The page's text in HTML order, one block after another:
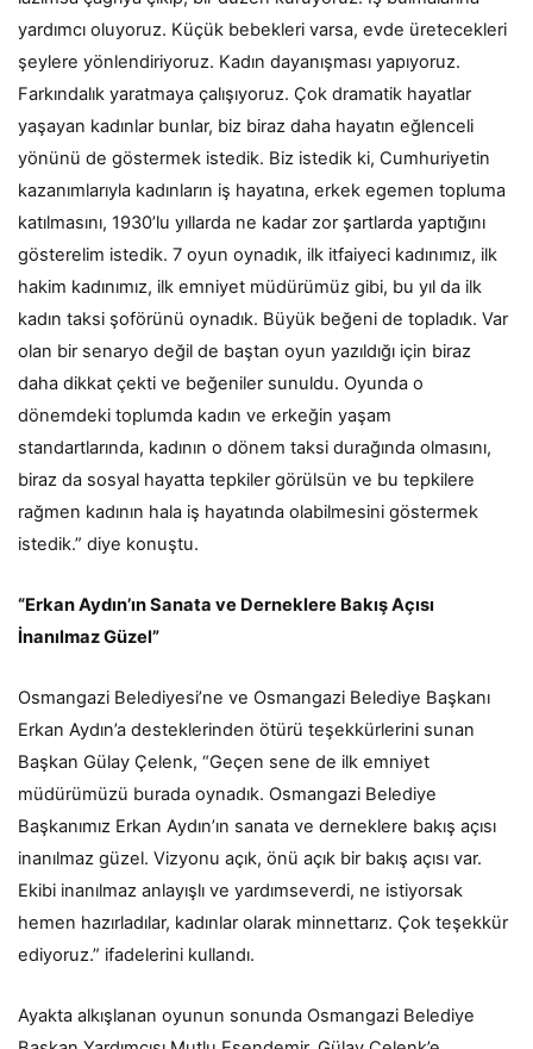
yardımcı oluyoruz. Küçük bebekleri varsa, evde üretecekleri
şeylere yönlendiriyoruz. Kadın dayanışması yapıyoruz.
Farkındalık yaratmaya çalışıyoruz. Çok dramatik hayatlar
yaşayan kadınlar bunlar, biz biraz daha hayatın eğlenceli
yönünü de göstermek istedik. Biz istedik ki, Cumhuriyetin
kazanımlarıyla kadınların iş hayatına, erkek egemen topluma
katılmasını, 1930’lu yıllarda ne kadar zor şartlarda yaptığını
gösterelim istedik. 7 oyun oynadık, ilk itfaiyeci kadınımız, ilk
hakim kadınımız, ilk emniyet müdürümüz gibi, bu yıl da ilk
kadın taksi şoförünü oynadık. Büyük beğeni de topladık. Var
olan bir senaryo değil de baştan oyun yazıldığı için biraz
daha dikkat çekti ve beğeniler sunuldu. Oyunda o
dönemdeki toplumda kadın ve erkeğin yaşam
standartlarında, kadının o dönem taksi durağında olmasını,
biraz da sosyal hayatta tepkiler görülsün ve bu tepkilere
rağmen kadının hala iş hayatında olabilmesini göstermek
istedik.” diye konuştu.
“Erkan Aydın’ın Sanata ve Derneklere Bakış Açısı
İnanılmaz Güzel”
Osmangazi Belediyesi’ne ve Osmangazi Belediye Başkanı
Erkan Aydın’a desteklerinden ötürü teşekkürlerini sunan
Başkan Gülay Çelenk, “Geçen sene de ilk emniyet
müdürümüzü burada oynadık. Osmangazi Belediye
Başkanımız Erkan Aydın’ın sanata ve derneklere bakış açısı
inanılmaz güzel. Vizyonu açık, önü açık bir bakış açısı var.
Ekibi inanılmaz anlayışlı ve yardımseverdi, ne istiyorsak
hemen hazırladılar, kadınlar olarak minnettarız. Çok teşekkür
ediyoruz.” ifadelerini kullandı.
Ayakta alkışlanan oyunun sonunda Osmangazi Belediye